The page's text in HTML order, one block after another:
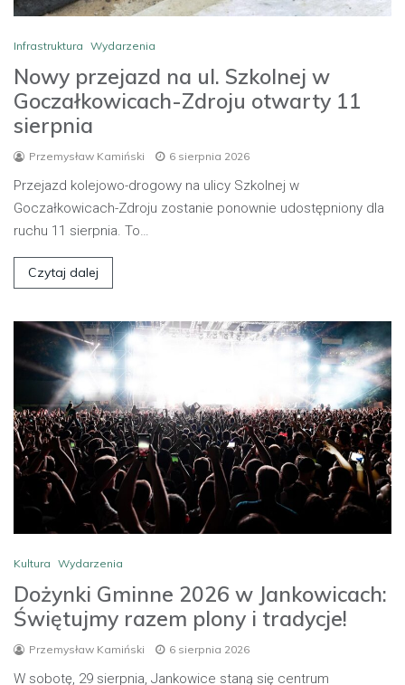
Infrastruktura Wydarzenia
Nowy przejazd na ul. Szkolnej w
Goczałkowicach-Zdroju otwarty 11
sierpnia
Przemysław Kamiński 6 sierpnia 2026
Przejazd kolejowo-drogowy na ulicy Szkolnej w
Goczałkowicach-Zdroju zostanie ponownie udostępniony dla
ruchu 11 sierpnia. To…
Czytaj dalej
Kultura Wydarzenia
Dożynki Gminne 2026 w Jankowicach:
Świętujmy razem plony i tradycje!
Przemysław Kamiński 6 sierpnia 2026
W sobotę, 29 sierpnia, Jankowice staną się centrum